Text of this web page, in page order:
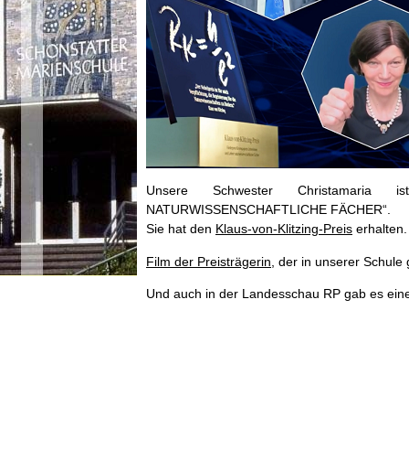
Unsere Schwester Christamaria
NATURWISSENSCHAFTLICHE FÄCHER“.
Sie hat den Klaus-von-Klitzing-Preis erhalten.
Film der Preisträgerin , der in unserer
Und auch in der Landesschau RP gab es